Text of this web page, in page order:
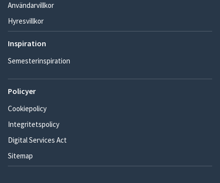
Användarvillkor
Hyresvillkor
Inspiration
Semesterinspiration
Policyer
Cookiepolicy
Integritetspolicy
Digital Services Act
Sitemap